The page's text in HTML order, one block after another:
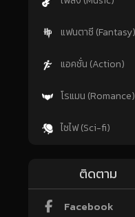
แฟนตาซี (Fantasy)
แอคชั่น (Action)
โรแมน (Romance)
ไซไฟ (Sci-fi)
ติดตาม
Facebook